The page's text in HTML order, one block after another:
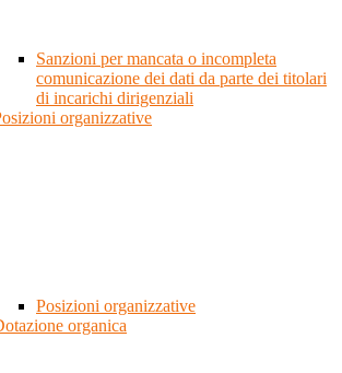
Sanzioni per mancata o incompleta
comunicazione dei dati da parte dei titolari
di incarichi dirigenziali
organizzative
Posizioni organizzative
organica